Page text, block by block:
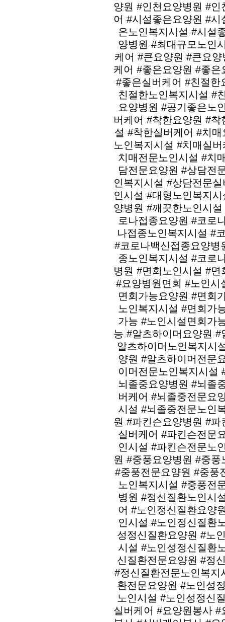
양원 #인천요양병원 #
어 #시설좋은요양원 #
은노인복지시설 #시설
양병원 #최대규모노인
케어 #큰요양원 #큰요
케어 #좋은요양원 #좋
#좋은실버케어 #친절한
친절한노인복지시설 #
요양병원 #공기좋은노
버케어 #착한요양원 #
설 #착한실버케어 #치
노인복지시설 #치매실
치매전문노인시설 #치
담전문요양원 #상담전
인복지시설 #상담전문
인시설 #대형노인복지
양병원 #깨끗한노인시
로나접종요양원 #코로
나접종노인복지시설 #
#코로나백신접종요양병
종노인복지시설 #코로
병원 #면회노인시설 #
#요양병원면회 #노인시
면회가능요양원 #면회
노인복지시설 #면회가
가능 #노인시설면회가
능 #알츠하이머요양원
알츠하이머노인복지시
양원 #알츠하이머전문
이머전문노인복지시설
뇌졸중요양병원 #뇌졸
버케어 #뇌졸중전문요
시설 #뇌졸중전문노인
원 #파킨슨요양병원 #
실버케어 #파킨슨전문
인시설 #파킨슨전문노
원 #중풍요양병원 #중
#중풍전문요양원 #중풍
노인복지시설 #중풍전
병원 #정신질환노인시
어 #노인정신질환요양
인시설 #노인정신질환
성정신질환요양원 #노
시설 #노인성정신질환
신질환전문요양원 #정
#정신질환전문노인복지
환전문요양원 #노인성
노인시설 #노인성정신
실버케어 #요양원봉사